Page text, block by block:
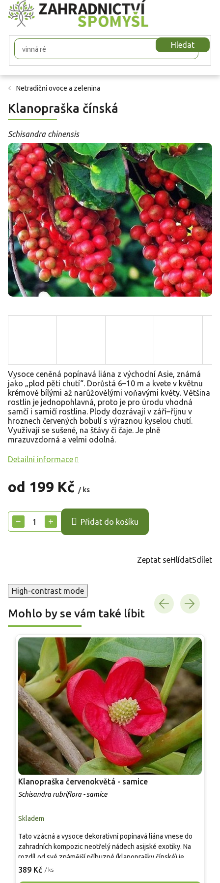
Přejít
na
obsah
Hledat
Netradiční ovoce a zelenina
Klanopraška čínská
Schisandra chinensis
od 199 Kč / ks
cena:
+
− Přidat do košíku
Vysoce ceněná popínavá liána z východní Asie, známá
jako „plod pěti chutí“. Dorůstá 6–10 m a kvete v květnu
krémově bílými až narůžovělými voňavými květy. Většina
rostlin je jednopohlavná, proto je pro úrodu vhodná
samčí i samičí rostlina. Plody dozrávají v září–říjnu v
hroznech červených bobulí s výraznou kyselou chutí.
Využívají se sušené, na šťávy či čaje. Je plně
mrazuvzdorná a velmi odolná.
Detailní informace
Zeptat seHlídatSdílet
High-contrast mode
Mohlo by se vám také líbit
Klanopraška červenokvětá - samice
Schisandra rubriflora - samice
Skladem
389 Kč / ks
Tato vzácná a vysoce dekorativní popínavá liána vnese do
zahradních kompozic neotřelý nádech asijské exotiky. Na
rozdíl od své známější příbuzné (klanoprašky čínské) je
tento druh vyhledáván především pro svou mimořádnou